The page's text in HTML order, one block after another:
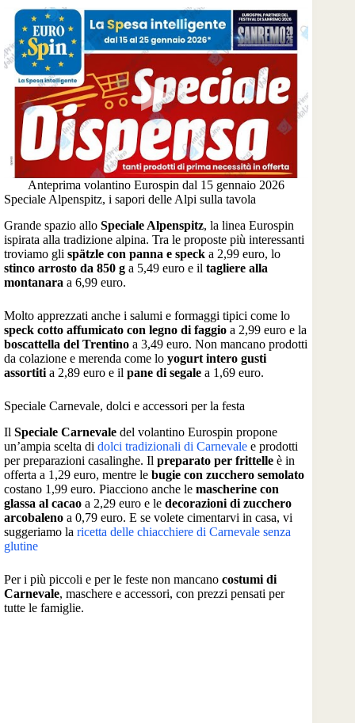
Anteprima volantino Eurospin dal 15 gennaio 2026
Speciale Alpenspitz, i sapori delle Alpi sulla tavola
Grande spazio allo Speciale Alpenspitz, la linea Eurospin
ispirata alla tradizione alpina. Tra le proposte più interessanti
troviamo gli spätzle con panna e speck a 2,99 euro, lo
stinco arrosto da 850 g a 5,49 euro e il tagliere alla
montanara a 6,99 euro.
Molto apprezzati anche i salumi e formaggi tipici come lo
speck cotto affumicato con legno di faggio a 2,99 euro e la
boscattella del Trentino a 3,49 euro. Non mancano prodotti
da colazione e merenda come lo yogurt intero gusti
assortiti a 2,89 euro e il pane di segale a 1,69 euro.
Speciale Carnevale, dolci e accessori per la festa
Il Speciale Carnevale del volantino Eurospin propone
un’ampia scelta di dolci tradizionali di Carnevale e prodotti
per preparazioni casalinghe. Il preparato per frittelle è in
offerta a 1,29 euro, mentre le bugie con zucchero semolato
costano 1,99 euro. Piacciono anche le mascherine con
glassa al cacao a 2,29 euro e le decorazioni di zucchero
arcobaleno a 0,79 euro. E se volete cimentarvi in casa, vi
suggeriamo la ricetta delle chiacchiere di Carnevale senza
glutine
Per i più piccoli e per le feste non mancano costumi di
Carnevale, maschere e accessori, con prezzi pensati per
tutte le famiglie.